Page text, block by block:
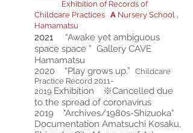
Exhibition of Records of
Childcare Practices A ​​Nursery School ,
Hamamatsu
2021
“Awake yet ambiguous
space space ” Gallery CAVE
Hamamatsu
2020 “Play grows up.” Childcare
Practice Record 2011-
2019 Exhibition
※Cancelled due
to the spread of coronavirus
2019 "Archives/1980s-Shizuoka"
Documentation Amatsuchi Kosaku,